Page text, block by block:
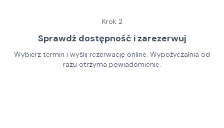
Krok 2
Sprawdź dostępność i zarezerwuj
Wybierz termin i wyślij rezerwację online. Wypożyczalnia od
razu otrzyma powiadomienie.